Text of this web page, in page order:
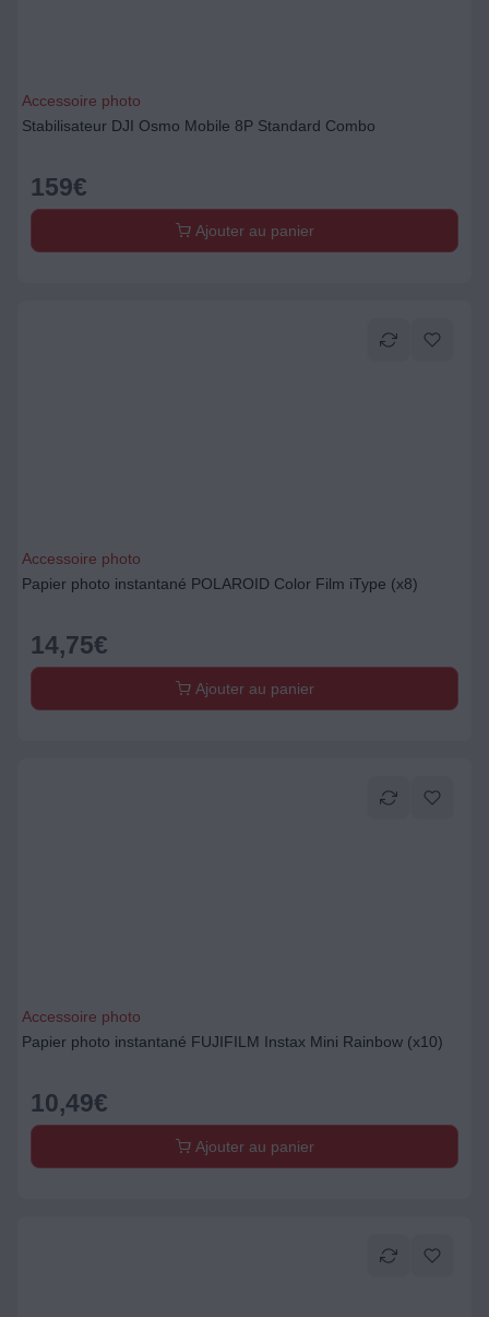
Accessoire photo
Stabilisateur DJI Osmo Mobile 8P Standard Combo
159€
Ajouter au panier
Accessoire photo
Papier photo instantané POLAROID Color Film iType (x8)
14,75€
Ajouter au panier
Accessoire photo
Papier photo instantané FUJIFILM Instax Mini Rainbow (x10)
10,49€
Ajouter au panier